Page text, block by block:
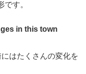
です。
in this town
はたくさんの変化を